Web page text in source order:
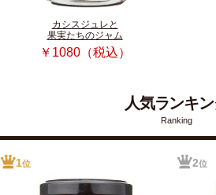
カシスジュレと
果実たちのジャム
￥1080（税込）
人気ランキ
Ranking
1位 2位